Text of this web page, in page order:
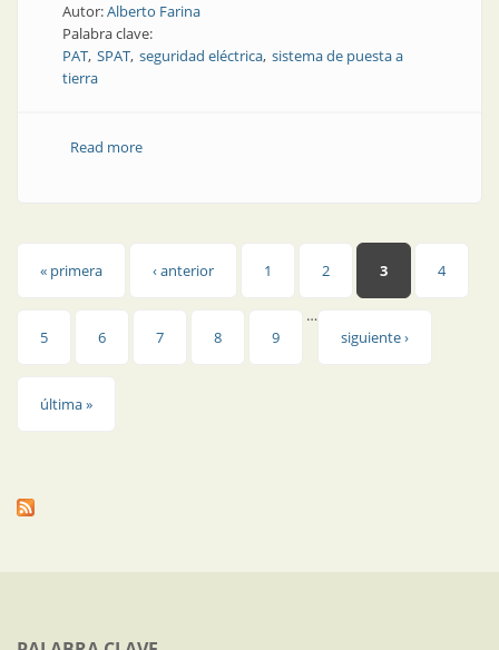
Autor:Alberto Farina
Palabra clave:
PAT SPAT seguridad eléctrica sistema de puesta a
tierra
Read moreabout Puesta a tierra
Páginas
« primera ‹ anterior 1 2 3 4
5 6 7 8 9
…
siguiente ›
última »